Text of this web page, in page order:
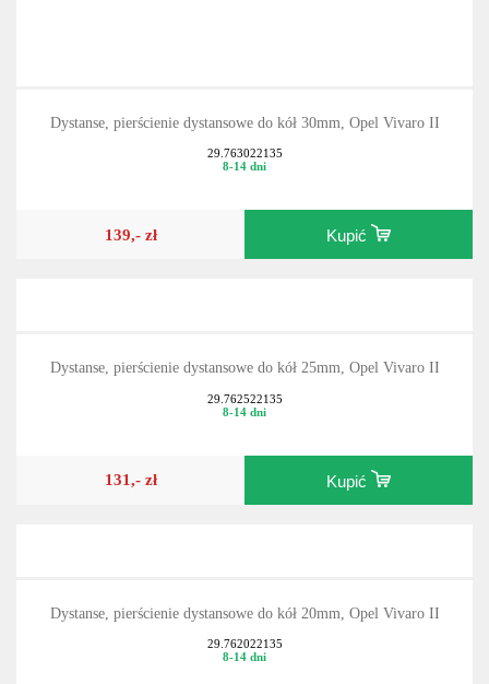
Dystanse, pierścienie dystansowe do kół 30mm, Opel Vivaro II
29.763022135
8-14 dni
139,- zł Kupić
Dystanse, pierścienie dystansowe do kół 25mm, Opel Vivaro II
29.762522135
8-14 dni
131,- zł Kupić
Dystanse, pierścienie dystansowe do kół 20mm, Opel Vivaro II
29.762022135
8-14 dni